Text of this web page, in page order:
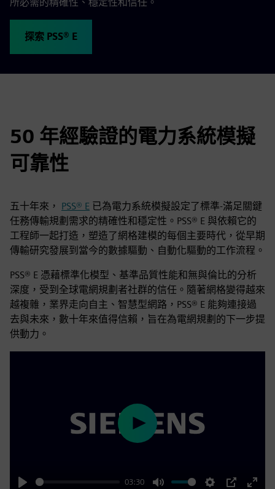
探索 PSS® E
50 年經驗證的電力系統模擬
可靠性
五十年來， PSS® E 已為電力系統模擬設定了標準-滿足關鍵
任務傳輸規劃需求的精確性和穩定性。PSS® E 與依賴它的
工程師一起打造，塑造了網格建模的每個主要時代，從早期
傳輸研究發展到當今的數據驅動、自動化驅動的工作流程。
PSS® E 憑藉標準化模型、基準品質性能和無與倫比的分析
深度，受到全球電網規劃者社群的信任。隨著網格變得越來
越複雜，業界走向自主、智慧型網路，PSS® E 能夠連接過
去與未來，數十年來值得信賴，旨在為電網規劃的下一步提
供動力。
03:30
Play